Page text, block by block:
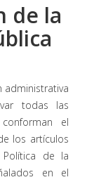
de la
administrativa
todas las
el
los artículos
de la
en el